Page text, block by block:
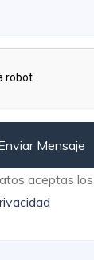
Mensaje
aceptas los